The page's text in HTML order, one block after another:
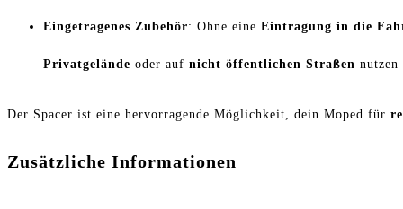
Eingetragenes Zubehör: Ohne eine Eintragung in die
Privatgelände oder auf nicht öffentlichen Straßen nutzen
Der Spacer ist eine hervorragende Möglichkeit, dein Moped für
Zusätzliche Informationen